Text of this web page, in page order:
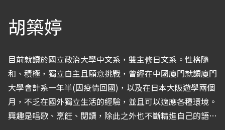
胡築婷
目前就讀於國立政治大學中文系，雙主修日文系。性格隨
和、積極，獨立自主且願意挑戰，曾經在中國廈門就讀廈門
大學會計系一年半(因疫情回國)，以及在日本大阪遊學兩個
月，不乏在國外獨立生活的經驗，並且可以適應各種環境。
興趣是唱歌、烹飪、閱讀，除此之外也不斷精進自己的語言